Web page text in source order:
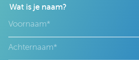
Wat is je naam?